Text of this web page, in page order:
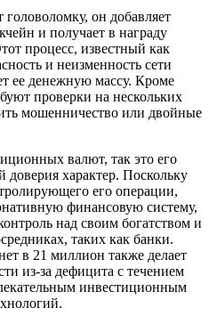
он добавляет
и получает в награду
процесс, известный как
и неизменность сети
ее денежную массу. Кроме
проверки на нескольких
мошенничество или двойные
валют, так это его
характер. Поскольку
его операции,
финансовую систему,
над своим богатством и
таких как банки.
в 21 миллион также делает
из-за дефицита с течением
инвестиционным